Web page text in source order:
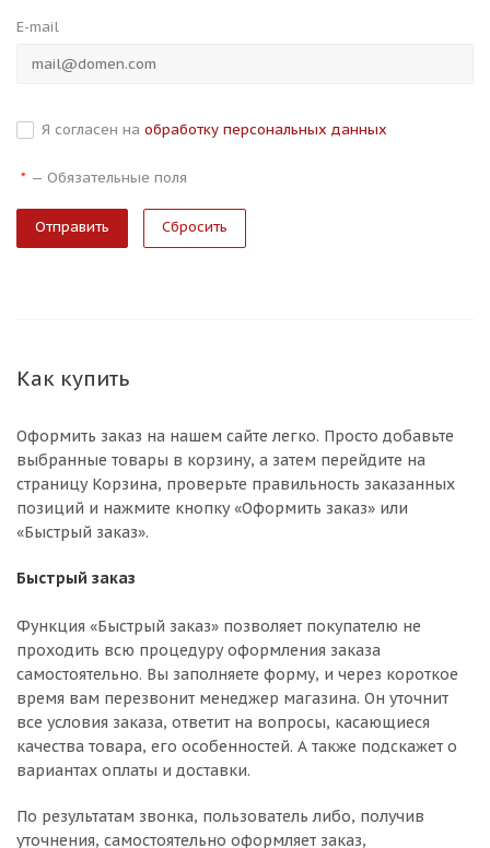
E-mail
Я согласен на обработку персональных данных
* — Обязательные поля
Сбросить
Как купить
Оформить заказ на нашем сайте легко. Просто добавьте
выбранные товары в корзину, а затем перейдите на
страницу Корзина, проверьте правильность заказанных
позиций и нажмите кнопку «Оформить заказ» или
«Быстрый заказ».
Быстрый заказ
Функция «Быстрый заказ» позволяет покупателю не
проходить всю процедуру оформления заказа
самостоятельно. Вы заполняете форму, и через короткое
время вам перезвонит менеджер магазина. Он уточнит
все условия заказа, ответит на вопросы, касающиеся
качества товара, его особенностей. А также подскажет о
вариантах оплаты и доставки.
По результатам звонка, пользователь либо, получив
уточнения, самостоятельно оформляет заказ,